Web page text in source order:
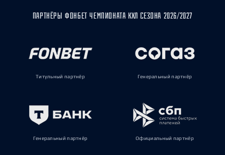
ПАРТНЁРЫ ФОНБЕТ ЧЕМПИОНАТА КХЛ СЕЗОНА 2026/2027
Титульный партнёр Генеральный партнёр
Генеральный партнёр Официальный партнёр